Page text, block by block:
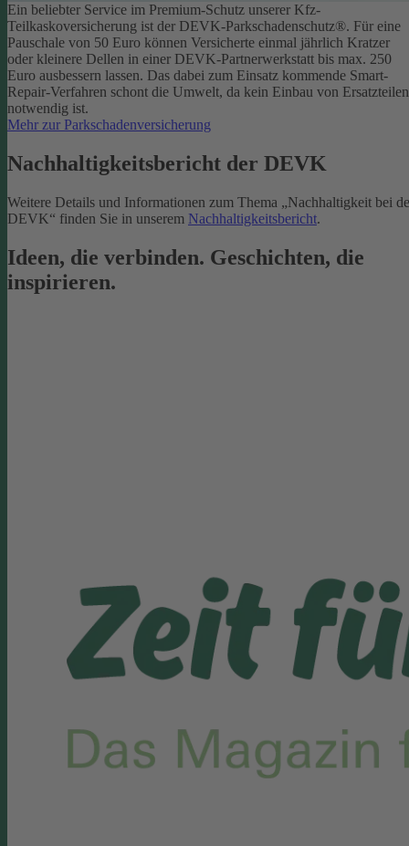
Ein beliebter Service im Premium-Schutz unserer Kfz-
Teilkaskoversicherung ist der DEVK-Parkschadenschutz®. Für eine
Pauschale von 50 Euro können Versicherte einmal jährlich Kratzer
oder kleinere Dellen in einer DEVK-Partnerwerkstatt bis max. 250
Euro ausbessern lassen. Das dabei zum Einsatz kommende Smart-
Repair-Verfahren schont die Umwelt, da kein Einbau von Ersatzteilen
notwendig ist.
Mehr zur Parkschadenversicherung
Nachhaltigkeitsbericht der DEVK
Weitere Details und Informationen zum Thema „Nachhaltigkeit bei
DEVK“ finden Sie in unserem Nachhaltigkeitsbericht.
Ideen, die verbinden. Geschichten, die
inspirieren.